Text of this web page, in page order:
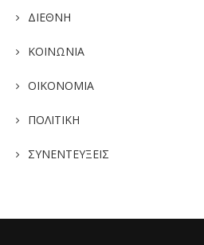
ΔΙΕΘΝΗ
ΚΟΙΝΩΝΙΑ
ΟΙΚΟΝΟΜΙΑ
ΠΟΛΙΤΙΚΗ
ΣΥΝΕΝΤΕΥΞΕΙΣ